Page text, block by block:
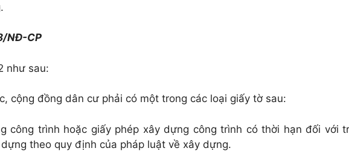
NĐ-CP
như sau:
cộng đồng dân cư phải có một trong các loại giấy tờ sau:
công trình hoặc giấy phép xây dựng công trình có thời hạn đối với
theo quy định của pháp luật về xây dựng.